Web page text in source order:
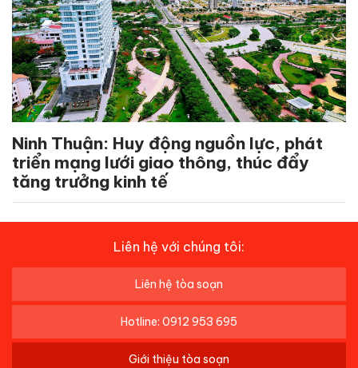
Ninh Thuận: Huy động nguồn lực, phát
triển mạng lưới giao thông, thúc đẩy
tăng trưởng kinh tế
Liên hệ với chúng tôi:
Liên hệ tòa soạn
Hotline: 0912 953 695
Giới thiệu tòa soạn